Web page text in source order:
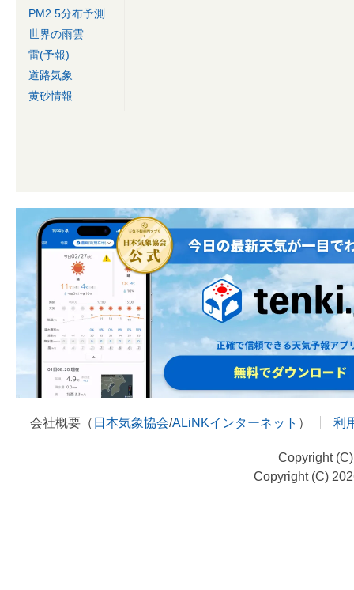
PM2.5分布予測
世界の雨雲
雷(予報)
道路気象
黄砂情報
会社概要（ 日本気象協会/ALiNKインターネット ） 利
Copyright
Copyright (C)